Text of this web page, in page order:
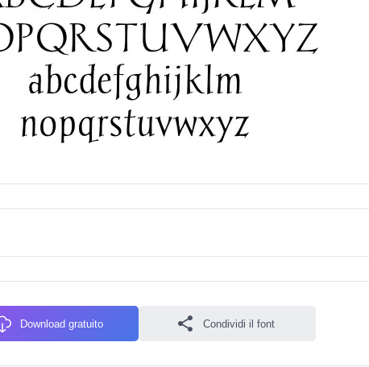
Download gratuito Condividi il font